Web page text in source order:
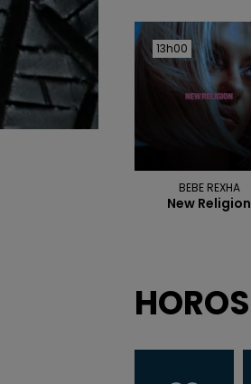
13h00
13h00
BEBE REXHA
New Religion